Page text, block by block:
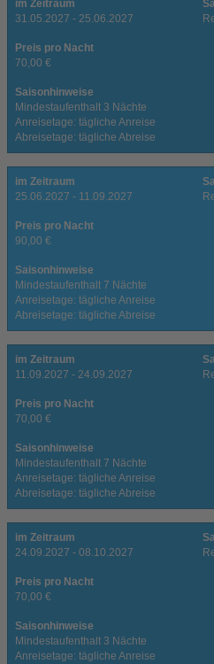
im Zeitraum
31.05.2027 - 25.06.2027
Preis pro Nacht
70,00 €
Saisonhinweise
Mindestaufenthalt 3 Nächte
Anreisetage: tägliche Anreise
Abreisetage: tägliche Abreise
im Zeitraum
25.06.2027 - 11.09.2027
Preis pro Nacht
90,00 €
Saisonhinweise
Mindestaufenthalt 7 Nächte
Anreisetage: tägliche Anreise
Abreisetage: tägliche Abreise
im Zeitraum
11.09.2027 - 24.09.2027
Preis pro Nacht
70,00 €
Saisonhinweise
Mindestaufenthalt 7 Nächte
Anreisetage: tägliche Anreise
Abreisetage: tägliche Abreise
im Zeitraum
24.09.2027 - 08.10.2027
Preis pro Nacht
70,00 €
Saisonhinweise
Mindestaufenthalt 3 Nächte
Anreisetage: tägliche Anreise